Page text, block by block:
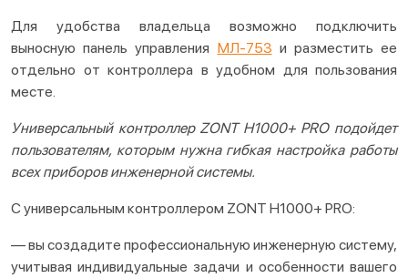
Для удобства владельца возможно подключить
выносную панель управления МЛ-753 и разместить ее
отдельно от контроллера в удобном для пользования
месте.
Универсальный контроллер ZONT H1000+ PROподойдет
пользователям, которым нужна гибкая настройка работы
всех приборов инженерной системы.
С универсальным контроллером ZONT H1000+ PRO:
— вы создадите профессиональную инженерную систему,
учитывая индивидуальные задачи и особенности вашего